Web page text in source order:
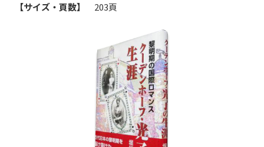
【サイズ・頁数】
203頁